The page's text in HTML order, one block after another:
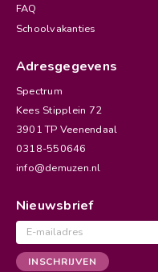
FAQ
Schoolvakanties
Adresgegevens
Spectrum
Kees Stipplein 72
3901 TP Veenendaal
0318-550646
info@demuzen.nl
Nieuwsbrief
E-
mailadres
INSCHRIJVEN